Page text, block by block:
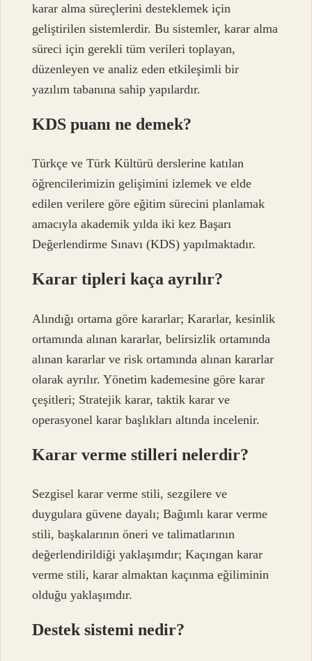
karar alma süreçlerini desteklemek için
geliştirilen sistemlerdir. Bu sistemler, karar alma
süreci için gerekli tüm verileri toplayan,
düzenleyen ve analiz eden etkileşimli bir
yazılım tabanına sahip yapılardır.
KDS puanı ne demek?
Türkçe ve Türk Kültürü derslerine katılan
öğrencilerimizin gelişimini izlemek ve elde
edilen verilere göre eğitim sürecini planlamak
amacıyla akademik yılda iki kez Başarı
Değerlendirme Sınavı (KDS) yapılmaktadır.
Karar tipleri kaça ayrılır?
Alındığı ortama göre kararlar; Kararlar, kesinlik
ortamında alınan kararlar, belirsizlik ortamında
alınan kararlar ve risk ortamında alınan kararlar
olarak ayrılır. Yönetim kademesine göre karar
çeşitleri; Stratejik karar, taktik karar ve
operasyonel karar başlıkları altında incelenir.
Karar verme stilleri nelerdir?
Sezgisel karar verme stili, sezgilere ve
duygulara güvene dayalı; Bağımlı karar verme
stili, başkalarının öneri ve talimatlarının
değerlendirildiği yaklaşımdır; Kaçıngan karar
verme stili, karar almaktan kaçınma eğiliminin
olduğu yaklaşımdır.
Destek sistemi nedir?